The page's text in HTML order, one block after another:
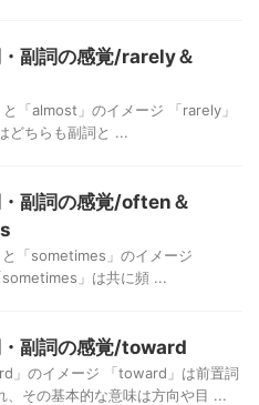
副詞の感覚/rarely＆
「almost」のイメージ 「rarely」
どちらも副詞と ...
副詞の感覚/often＆
「sometimes」のイメージ
sometimes」は共に頻 ...
副詞の感覚/toward
」のイメージ 「toward」は前置詞
、その基本的な意味は方向や目 ...